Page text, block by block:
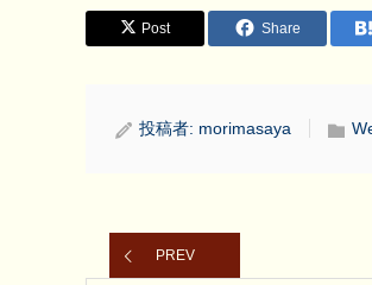
Post Share
投稿者: morimasaya
PREV